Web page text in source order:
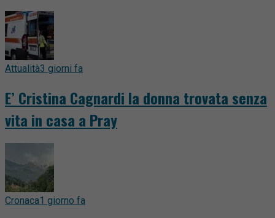
Attualità3 giorni fa
E’ Cristina Cagnardi la donna trovata senza
vita in casa a Pray
Cronaca1 giorno fa